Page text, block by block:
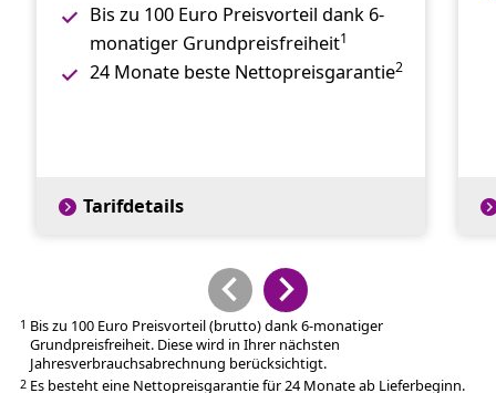
Bis zu 100 Euro Preisvorteil dank 6-
monatiger Grundpreisfreiheit1
24 Monate beste Nettopreisgarantie2
Tarifdetails
1 Bis zu 100 Euro Preisvorteil (brutto) dank 6-monatiger
Grundpreisfreiheit. Diese wird in Ihrer nächsten
Jahresverbrauchsabrechnung berücksichtigt.
2 Es besteht eine Nettopreisgarantie für 24 Monate ab Lieferbeginn.